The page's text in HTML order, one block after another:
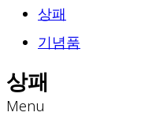
상패
기념품
상패
Menu